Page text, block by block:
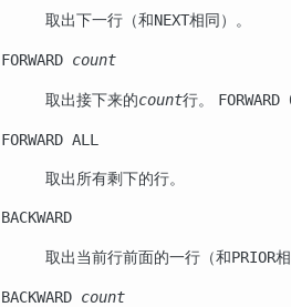
取出下一行（和NEXT相同）。
FORWARD count
取出接下来的count行。 FORWARD
FORWARD ALL
取出所有剩下的行。
BACKWARD
取出当前行前面的一行（和PRIOR
BACKWARD count